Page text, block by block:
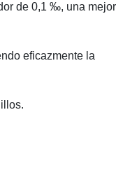
de 0,1 ‰, una
eficazmente la